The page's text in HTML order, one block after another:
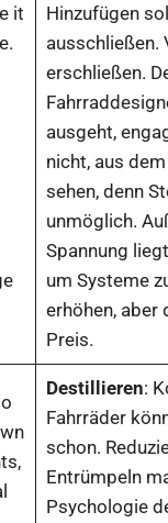
it
Hinzufügen
ausschließen.
erschließen.
ausgeht,
nicht, aus
sehen, denn
unmöglich.
Spannung
um Systeme
erhöhen, aber
Preis.
Destillieren:
Fahrräder
schon.
Entrümpeln
Psychologie